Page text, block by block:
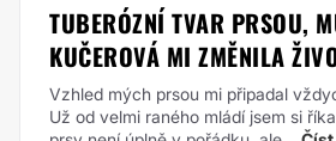
TUBERÓZNÍ TVAR PRSOU,
KUČEROVÁ MI ZMĚNILA
Vzhled mých prsou mi připadal
Už od velmi raného mládí jsem si